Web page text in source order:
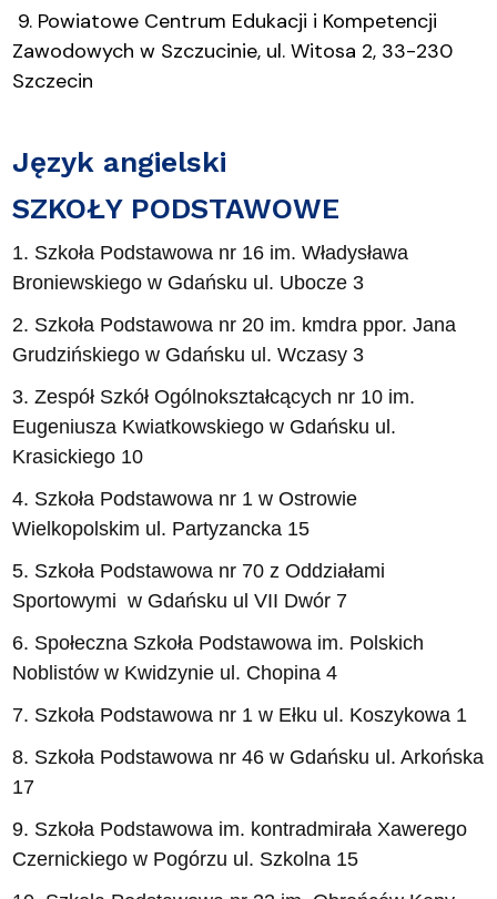
9. Powiatowe Centrum Edukacji i Kompetencji
Zawodowych w Szczucinie, ul. Witosa 2, 33-230
Szczecin
Język angielski
SZKOŁY PODSTAWOWE
1. Szkoła Podstawowa nr 16 im. Władysława
Broniewskiego w Gdańsku ul. Ubocze 3
2. Szkoła Podstawowa nr 20 im. kmdra ppor. Jana
Grudzińskiego w Gdańsku ul. Wczasy 3
3. Zespół Szkół Ogólnokształcących nr 10 im.
Eugeniusza Kwiatkowskiego w Gdańsku ul.
Krasickiego 10
4. Szkoła Podstawowa nr 1 w Ostrowie
Wielkopolskim ul. Partyzancka 15
5. Szkoła Podstawowa nr 70 z Oddziałami
Sportowymi w Gdańsku ul VII Dwór 7
6. Społeczna Szkoła Podstawowa im. Polskich
Noblistów w Kwidzynie ul. Chopina 4
7. Szkoła Podstawowa nr 1 w Ełku ul. Koszykowa 1
8. Szkoła Podstawowa nr 46 w Gdańsku ul. Arkońska
17
9. Szkoła Podstawowa im. kontradmirała Xawerego
Czernickiego w Pogórzu ul. Szkolna 15